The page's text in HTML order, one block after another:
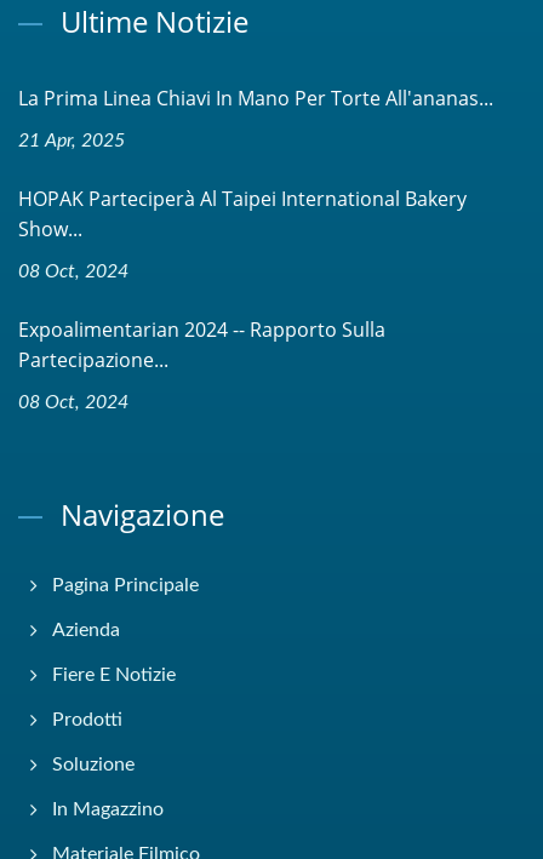
Ultime Notizie
La Prima Linea Chiavi In Mano Per Torte All'ananas...
21 Apr, 2025
HOPAK Parteciperà Al Taipei International Bakery
Show...
08 Oct, 2024
Expoalimentarian 2024 -- Rapporto Sulla
Partecipazione...
08 Oct, 2024
Navigazione
Pagina Principale
Azienda
Fiere E Notizie
Prodotti
Soluzione
In Magazzino
Materiale Filmico